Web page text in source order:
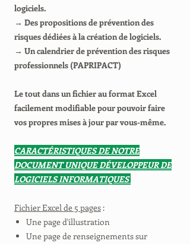
logiciels.
→ Des propositions de prévention des
risques dédiées à la création de logiciels.
→ Un calendrier de prévention des risques
professionnels (PAPRIPACT)
Le tout dans un fichier au format Excel
facilement modifiable pour pouvoir faire
vos propres mises à jour par vous-même.
CARACTÉRISTIQUES DE NOTRE
DOCUMENT UNIQUE DÉVELOPPEUR DE
LOGICIELS INFORMATIQUES
Fichier Excel de 5 pages:
Une page d'illustration
Une page de renseignements sur